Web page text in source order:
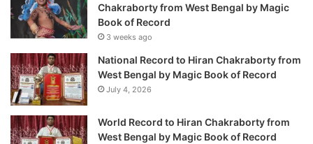
Chakraborty from West Bengal by Magic
Book of Record
3 weeks ago
National Record to Hiran Chakraborty from
West Bengal by Magic Book of Record
July 4, 2026
World Record to Hiran Chakraborty from
West Bengal by Magic Book of Record